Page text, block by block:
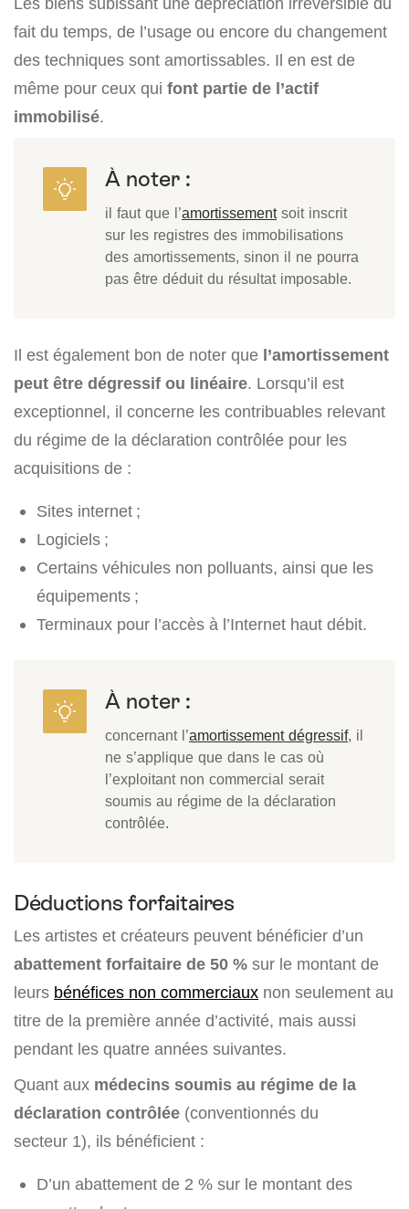
fait du temps, de l’usage ou encore du changement
des techniques sont amortissables. Il en est de
même pour ceux qui font partie de l’actif
immobilisé.
À noter :
il faut que l’amortissementsoit inscrit
sur les registres des immobilisations
des amortissements, sinon il ne pourra
pas être déduit du résultat imposable.
Il est également bon de noter que l’amortissement
peut être dégressif ou linéaire. Lorsqu’il est
exceptionnel, il concerne les contribuables relevant
du régime de la déclaration contrôlée pour les
acquisitions de :
Sites internet ;
Logiciels ;
Certains véhicules non polluants, ainsi que les
équipements ;
Terminaux pour l’accès à l’Internet haut débit.
À noter :
concernant l’amortissement dégressif, il
ne s’applique que dans le cas où
l’exploitant non commercial serait
soumis au régime de la déclaration
contrôlée.
Déductions forfaitaires
Les artistes et créateurs peuvent bénéficier d’un
abattement forfaitaire de 50 % sur le montant de
leurs bénéfices non commerciaux non seulement au
titre de la première année d’activité, mais aussi
pendant les quatre années suivantes.
Quant aux médecins soumis au régime de la
déclaration contrôlée (conventionnés du
secteur 1), ils bénéficient :
D’un abattement de 2 % sur le montant des